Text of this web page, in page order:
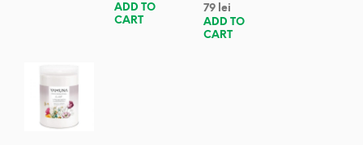
ADD TO
CART
79 lei
ADD TO
CART